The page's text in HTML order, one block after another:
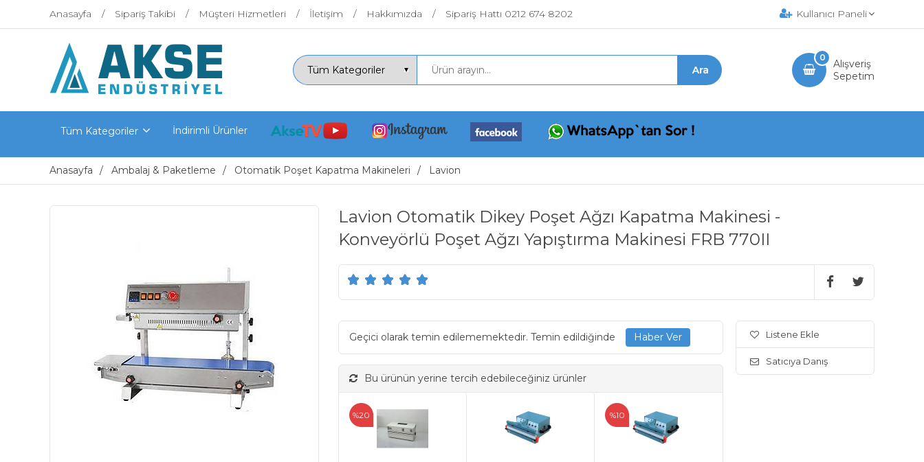
Anasayfa Sipariş Takibi Müşteri Hizmetleri İletişim Hakkımızda Sipariş Hattı 0212 674 8202 Kullanıcı Paneli
Alışveriş
Sepetim
0
Tüm Kategoriler İndirimli Ürünler
Anasayfa Ambalaj & Paketleme Otomatik Poşet Kapatma Makineleri Lavion
Lavion Otomatik Dikey Poşet Ağzı Kapatma Makinesi -
Konveyörlü Poşet Ağzı Yapıştırma Makinesi FRB 770II
Geçici olarak temin edilememektedir. Temin edildiğinde
Bu ürünün yerine tercih edebileceğiniz ürünler
%20 %10
Listene Ekle
Satıcıya Danış